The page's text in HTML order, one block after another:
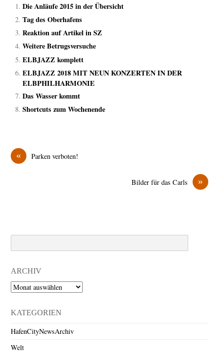
Die Anläufe 2015 in der Übersicht
Tag des Oberhafens
Reaktion auf Artikel in SZ
Weitere Betrugsversuche
ELBJAZZ komplett
ELBJAZZ 2018 MIT NEUN KONZERTEN IN DER
ELBPHILHARMONIE
Das Wasser kommt
Shortcuts zum Wochenende
« Parken verboten!
»
Bilder für das Carls
ARCHIV
Archiv
KATEGORIEN
HafenCityNewsArchiv
Welt